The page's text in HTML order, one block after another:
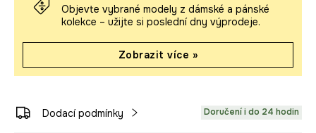
Objevte vybrané modely z dámské a pánské
kolekce – užijte si poslední dny výprodeje.
Zobrazit více »
Dodací podmínky Doručení i do 24 hodin